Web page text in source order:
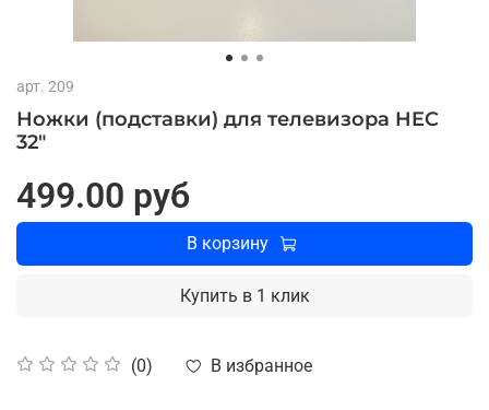
арт. 209
Ножки (подставки) для телевизора HEC
32"
(0) В избранное
499.00 руб
В корзину
Купить в 1 клик